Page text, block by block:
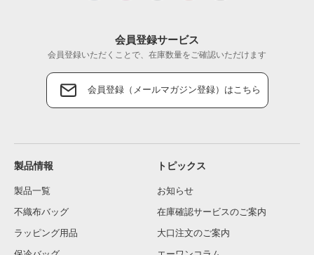
会員登録サービス
会員登録いただくことで、在庫数量をご確認いただけます
会員登録（メールマガジン登録）はこちら
製品情報
製品一覧
不織布バッグ
ラッピング用品
トピックス
お知らせ
在庫確認サービスのご案内
大口注文のご案内